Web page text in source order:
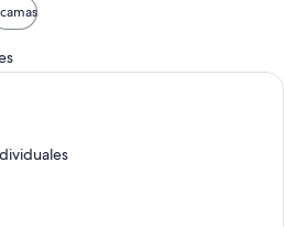
Una cama doble con almohadas